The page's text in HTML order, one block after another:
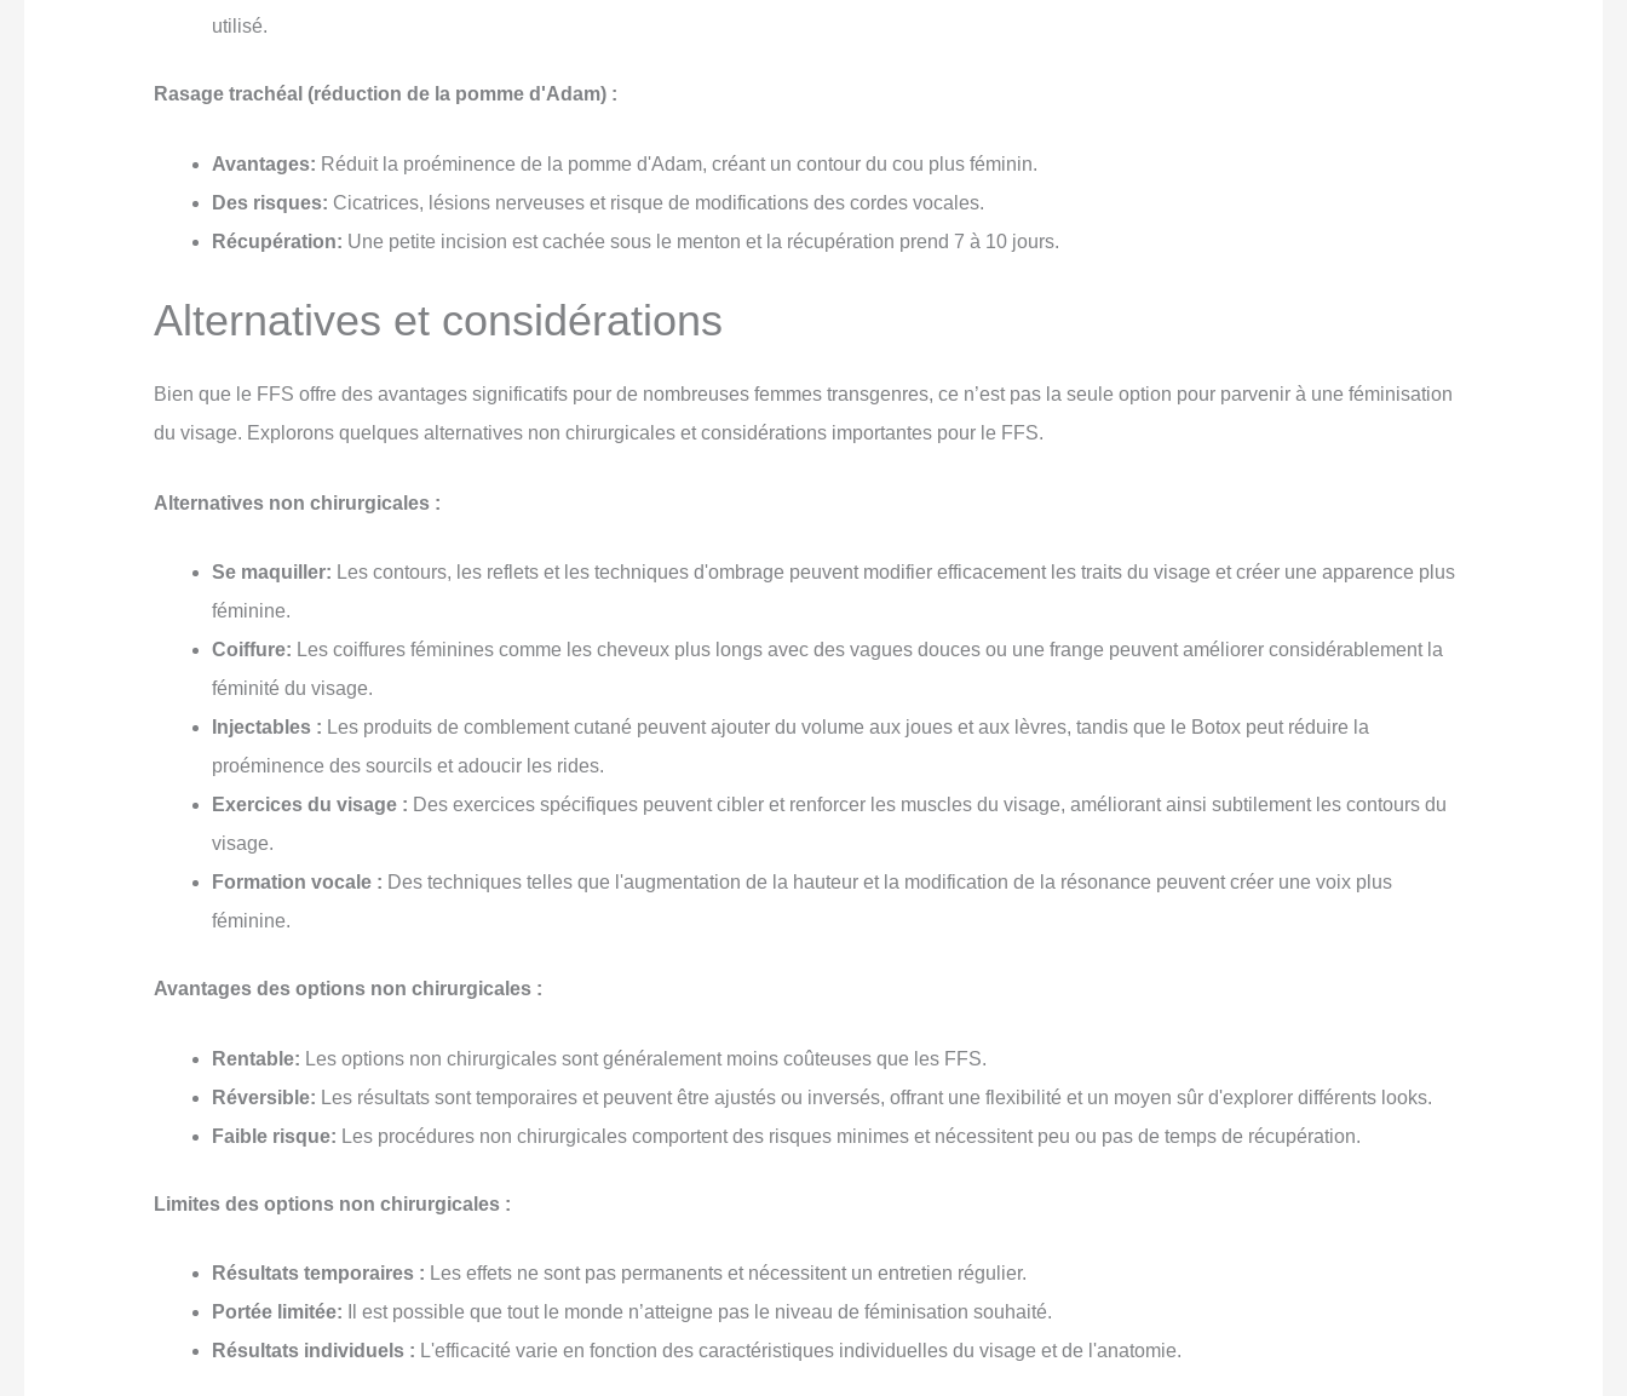
utilisé.
Rasage trachéal (réduction de la pomme d'Adam) :
Avantages: Réduit la proéminence de la pomme d'Adam, créant un contour du cou plus féminin.
Des risques: Cicatrices, lésions nerveuses et risque de modifications des cordes vocales.
Récupération: Une petite incision est cachée sous le menton et la récupération prend 7 à 10 jours.
Alternatives et considérations
Bien que le FFS offre des avantages significatifs pour de nombreuses femmes transgenres, ce n’est pas la seule option pour parvenir à une féminisation
du visage. Explorons quelques alternatives non chirurgicales et considérations importantes pour le FFS.
Alternatives non chirurgicales :
Se maquiller: Les contours, les reflets et les techniques d'ombrage peuvent modifier efficacement les traits du visage et créer une apparence plus
féminine.
Coiffure: Les coiffures féminines comme les cheveux plus longs avec des vagues douces ou une frange peuvent améliorer considérablement la
féminité du visage.
Injectables : Les produits de comblement cutané peuvent ajouter du volume aux joues et aux lèvres, tandis que le Botox peut réduire la
proéminence des sourcils et adoucir les rides.
Exercices du visage : Des exercices spécifiques peuvent cibler et renforcer les muscles du visage, améliorant ainsi subtilement les contours du
visage.
Formation vocale : Des techniques telles que l'augmentation de la hauteur et la modification de la résonance peuvent créer une voix plus
féminine.
Avantages des options non chirurgicales :
Rentable: Les options non chirurgicales sont généralement moins coûteuses que les FFS.
Réversible: Les résultats sont temporaires et peuvent être ajustés ou inversés, offrant une flexibilité et un moyen sûr d'explorer différents looks.
Faible risque: Les procédures non chirurgicales comportent des risques minimes et nécessitent peu ou pas de temps de récupération.
Limites des options non chirurgicales :
Résultats temporaires : Les effets ne sont pas permanents et nécessitent un entretien régulier.
Portée limitée: Il est possible que tout le monde n’atteigne pas le niveau de féminisation souhaité.
Résultats individuels : L'efficacité varie en fonction des caractéristiques individuelles du visage et de l'anatomie.